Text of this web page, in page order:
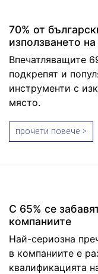
70% от
използването
Впечатляващите
подкрепят и
инструменти с
място.
прочети повече >
С 65% се
компаниите
Най-сериозна
в компаниите е
квалификацията